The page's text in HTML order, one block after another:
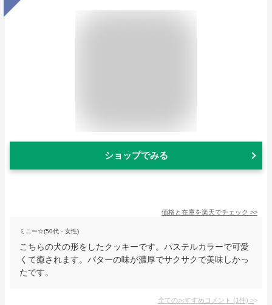
ショップでみる
価格と在庫を楽天でチェック >>
ミニー☆(50代・女性)
こちらの犬の形をしたクッキーです。パステルカラーで可愛
くて癒されます。バターの味が濃厚でサクサクで美味しかっ
たです。
全てのおすすめコメント (1件) >